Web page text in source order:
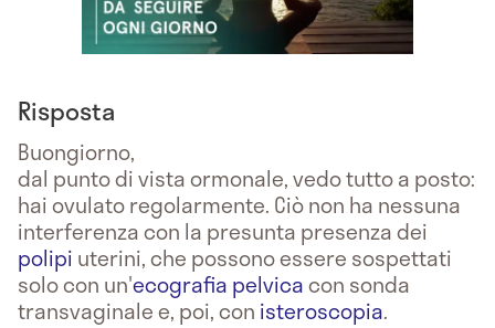
Risposta
Buongiorno,
dal punto di vista ormonale, vedo tutto a posto:
hai ovulato regolarmente. Ciò non ha nessuna
interferenza con la presunta presenza dei
polipi uterini, che possono essere sospettati
solo con un'ecografia pelvicacon sonda
transvaginale e, poi, con isteroscopia.